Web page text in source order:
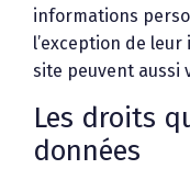
informations
l’exception de
site peuvent aussi
Les droits
données